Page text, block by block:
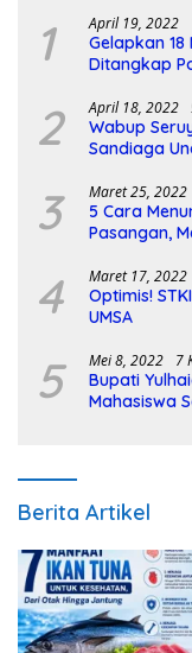
1 April 19, 2022
Gelapkan 18
Ditangkap
2 April 18, 2022
Wabup
Sandiaga
3 Maret 25, 2022
5 Cara
Pasangan,
4 Maret 17, 2022
Optimis!
UMSA
5 Mei 8, 2022 7
Bupati
Mahasiswa
Berita Artikel